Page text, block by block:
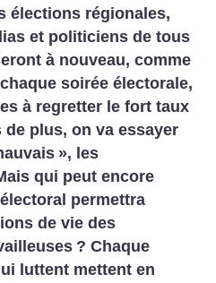
élections régionales,
et politiciens de tous
à nouveau, comme
soirée électorale,
à regretter le fort taux
de plus, on va essayer
», les
qui peut encore
permettra
de vie des
? Chaque
luttent mettent en